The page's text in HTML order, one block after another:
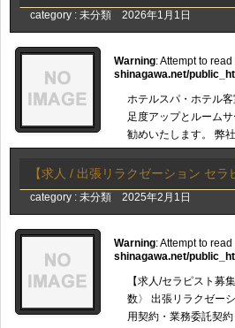
category : 未分類 2026年1月1日
Warning: Attempt to
shinagawa.net/
ホテルスパ・ホテル
足度アップとルーム
勧めいたします。 弊
【求人 / 出張リラクゼーション セ
category : 未分類 2025年2月1日
Warning: Attempt to
shinagawa.net/
【求人/セラピスト募
数〉 出張リラクゼー
用契約・業務委託契